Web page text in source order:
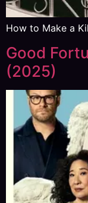
How to Make a
Good
(2025)